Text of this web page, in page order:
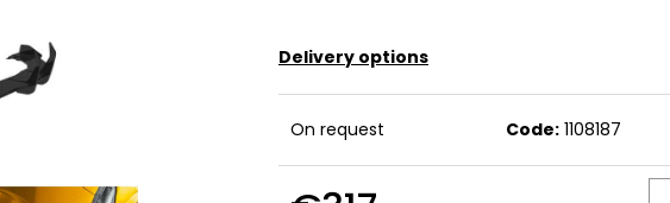
Delivery options
On request Code: 1108187